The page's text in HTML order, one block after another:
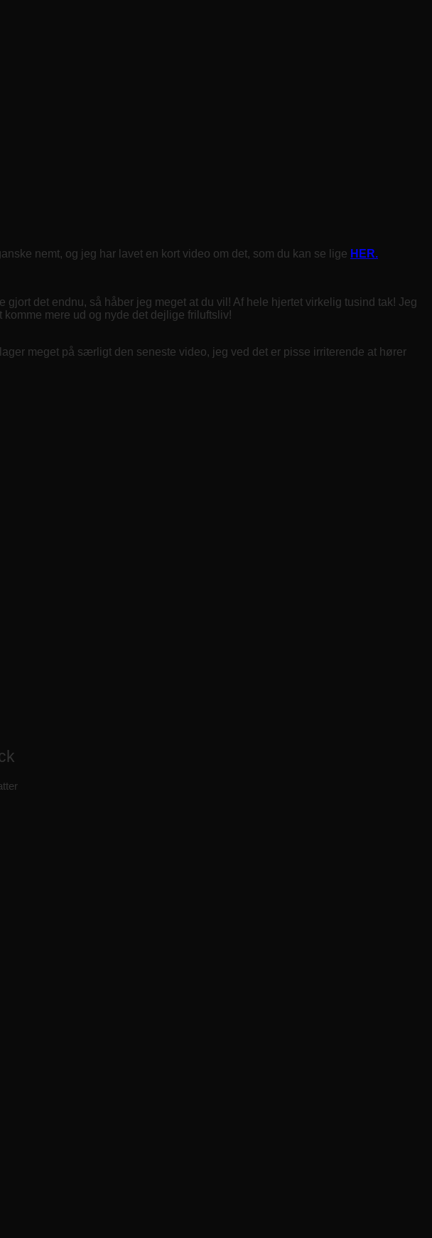
nemt, og jeg har lavet en kort video om det, som du kan se lige HER.
det endnu, så håber jeg meget at du vil! Af hele hjertet virkelig tusind tak! Jeg
mere ud og nyde det dejlige friluftsliv!
meget på særligt den seneste video, jeg ved det er pisse irriterende at hører